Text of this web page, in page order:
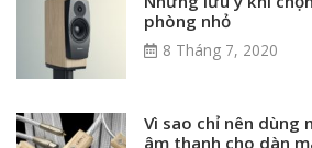
phòng nhỏ
8 Tháng 7, 2020
Vì sao chỉ nên dùng
âm thanh cho dàn